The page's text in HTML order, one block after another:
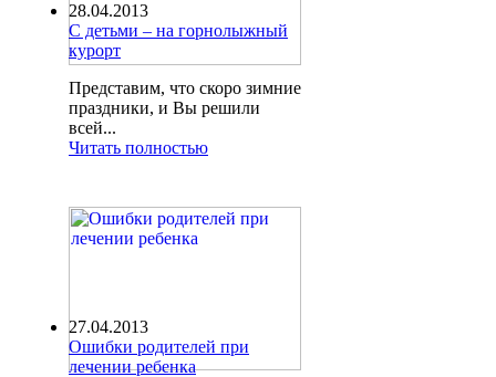
28.04.2013
С детьми – на горнолыжный
курорт
Представим, что скоро зимние
праздники, и Вы решили
всей...
Читать полностью
27.04.2013
Ошибки родителей при
лечении ребенка